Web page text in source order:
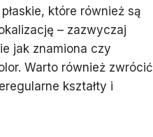
które również są
– zazwyczaj
jak znamiona czy
Warto również zwrócić
kształty i